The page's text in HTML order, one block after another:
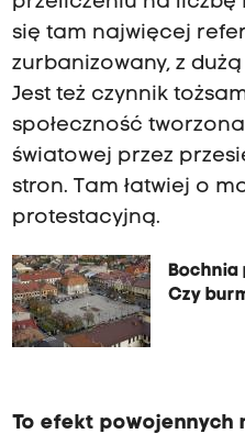
się tam najwięcej
zurbanizowany, z
Jest też czynnik
społeczność
światowej przez
stron. Tam łatwiej o
protestacyjną.
Czy
To efekt powojennych